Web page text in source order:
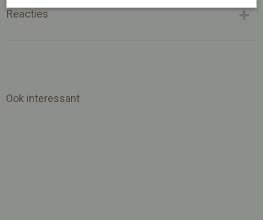
Reacties
Ook interessant